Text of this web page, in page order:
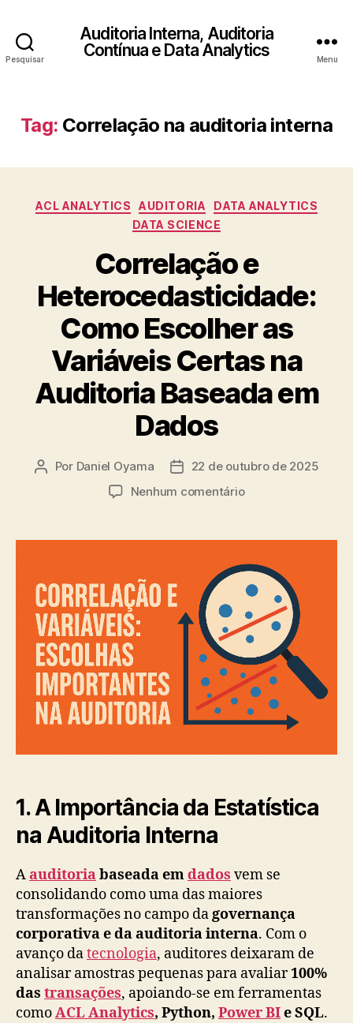
Pesquisar
Auditoria Interna, Auditoria
Contínua e Data Analytics
Menu
Tag: Correlação na auditoria interna
Categorias
ACL ANALYTICS AUDITORIA
DATA ANALYTICS
DATA SCIENCE
Correlação e
Heterocedasticidade:
Como Escolher as
Variáveis Certas na
Auditoria Baseada em
Dados
Autor
Por Daniel Oyama
Data22 de outubro de 2025
Nenhum comentárioem
Como
Escolher
as
Variáveis
Certas
na
Auditoria
Baseada
em
Dados
1. A Importância da Estatística
na Auditoria Interna
A auditoriabaseada emdados vem se
consolidando como uma das maiores
transformações no campo dagovernança
corporativa e da auditoria interna. Com o
avanço datecnologia, auditores deixaram de
analisar amostras pequenas para avaliar100%
das transações, apoiando-se em ferramentas
comoACL Analytics, Python, Power BIe SQL.